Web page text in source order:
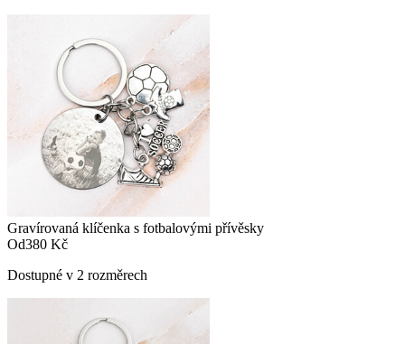
Gravírovaná klíčenka s fotbalovými přívěsky
Od380 Kč
Dostupné v 2 rozměrech